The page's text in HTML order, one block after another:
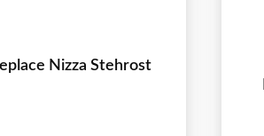
Nizza Stehrost